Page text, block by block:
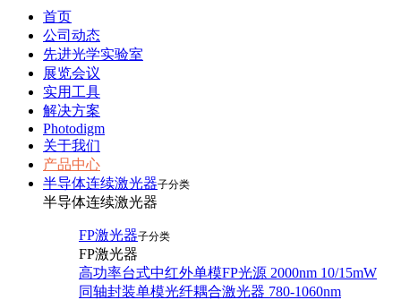
首页
公司动态
先进光学实验室
展览会议
实用工具
解决方案
Photodigm
关于我们
产品中心
半导体连续激光器子分类
半导体连续激光器
FP激光器子分类
FP激光器
高功率台式中红外单模FP光源 2000nm 10/15mW
同轴封装单模光纤耦合激光器 780-1060nm